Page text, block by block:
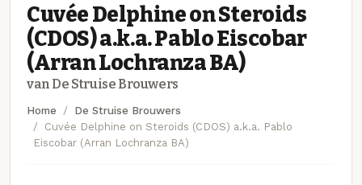
Cuvée Delphine on Steroids
(CDOS) a.k.a. Pablo Eiscobar
(Arran Lochranza BA)
van De Struise Brouwers
Home
De Struise Brouwers
Cuvée Delphine on Steroids (CDOS) a.k.a. Pablo
Eiscobar (Arran Lochranza BA)